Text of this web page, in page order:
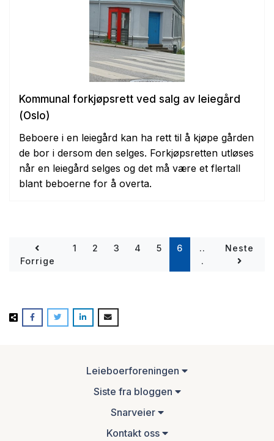
Kommunal forkjøpsrett ved salg av leiegård
(Oslo)
Beboere i en leiegård kan ha rett til å kjøpe gården
de bor i dersom den selges. Forkjøpsretten utløses
når en leiegård selges og det må være et flertall
blant beboerne for å overta.
Forrige
1 2 3 4 5 6 (current)
..
.
Neste
Leieboerforeningen
Siste fra bloggen
Snarveier
Kontakt oss